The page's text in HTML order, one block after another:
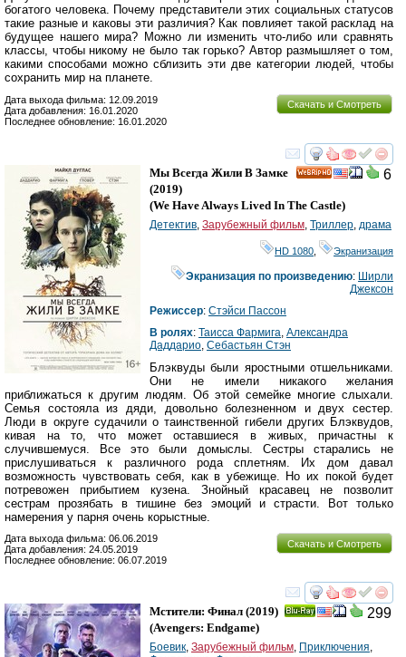
богатого человека. Почему представители этих социальных статусов
такие разные и каковы эти различия? Как повлияет такой расклад на
будущее нашего мира? Можно ли изменить что-либо или сравнять
классы, чтобы никому не было так горько? Автор размышляет о том,
какими способами можно сблизить эти две категории людей, чтобы
сохранить мир на планете.
Скачать и Смотреть
Дата выхода фильма: 12.09.2019
Дата добавления: 16.01.2020
Последнее обновление: 16.01.2020
смотреть
6
Мы Всегда Жили В Замке
(2019)
(We Have Always Lived In The Castle)
Детектив Зарубежный фильм Триллер драма
HD 1080 Экранизация
Экранизация по произведению: Ширли
Джексон
Режиссер: Стэйси Пассон
В ролях: Таисса Фармига Александра
Даддарио Себастьян Стэн
Блэквуды были яростными отшельниками.
Они не имели никакого желания
приближаться к другим людям. Об этой семейке многие слыхали.
Семья состояла из дяди, довольно болезненном и двух сестер.
Люди в округе судачили о таинственной гибели других Блэквудов,
кивая на то, что может оставшиеся в живых, причастны к
случившемуся. Все это были домыслы. Сестры старались не
прислушиваться к различного рода сплетням. Их дом давал
возможность чувствовать себя, как в убежище. Но их покой будет
потревожен прибытием кузена. Знойный красавец не позволит
сестрам прозябать в тишине без эмоций и страсти. Вот только
намерения у парня очень корыстные.
Скачать и Смотреть
Дата выхода фильма: 06.06.2019
Дата добавления: 24.05.2019
Последнее обновление: 06.07.2019
смотреть
299
Мстители: Финал (2019)
(Avengers: Endgame)
Боевик, Зарубежный фильм, Приключения,